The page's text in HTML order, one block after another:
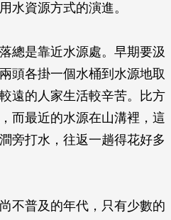
水資源方式的演進。
總是靠近水源處。早期要汲
頭各掛一個水桶到水源地取
遠的人家生活較辛苦。比方
而最近的水源在山溝裡，這
旁打水，往返一趟得花好多
不普及的年代，只有少數的